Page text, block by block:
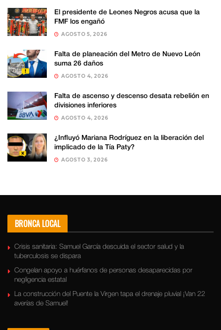
El presidente de Leones Negros acusa que la
FMF los engañó
AGOSTO 5, 2026
Falta de planeación del Metro de Nuevo León
suma 26 daños
AGOSTO 4, 2026
Falta de ascenso y descenso desata rebelión en
divisiones inferiores
AGOSTO 4, 2026
¿Influyó Mariana Rodríguez en la liberación del
implicado de la Tía Paty?
AGOSTO 3, 2026
BRONCA LOCAL
Crisis sanitaria: Samuel García descuida el sector salud y la
tuberculosis se dispara
Congelan apoyo a huérfanos de personas desaparecidas por
negligencia estatal
La construcción del Puente la Virgen tapa el drenaje pluvial ¡Van 22
averías de Samuel!